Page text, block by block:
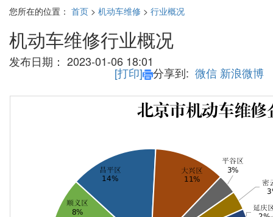
您所在的位置： 首页 > 机动车维修 > 行业概况
机动车维修行业概况
发布日期： 2023-01-06 18:01
[打印] 分享到: 微信 新浪微博